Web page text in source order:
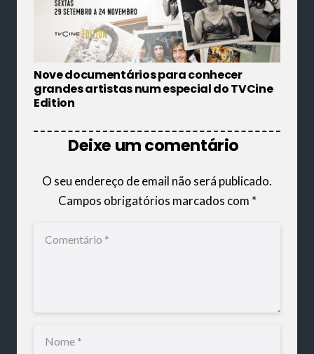
Nove documentários para conhecer
grandes artistas num especial do TVCine
Edition
Deixe um comentário
O seu endereço de email não será publicado.
Campos obrigatórios marcados com *